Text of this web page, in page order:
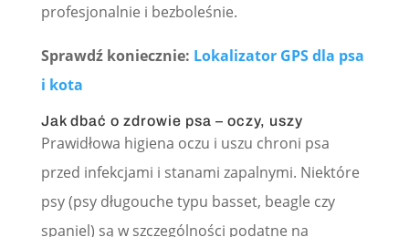
profesjonalnie i bezboleśnie.
Sprawdź koniecznie: Lokalizator GPS dla psa
i kota
Jak dbać o zdrowie psa – oczy, uszy
Prawidłowa higiena oczu i uszu chroni psa
przed infekcjami i stanami zapalnymi. Niektóre
psy (psy długouche typu basset, beagle czy
spaniel) są w szczególności podatne na